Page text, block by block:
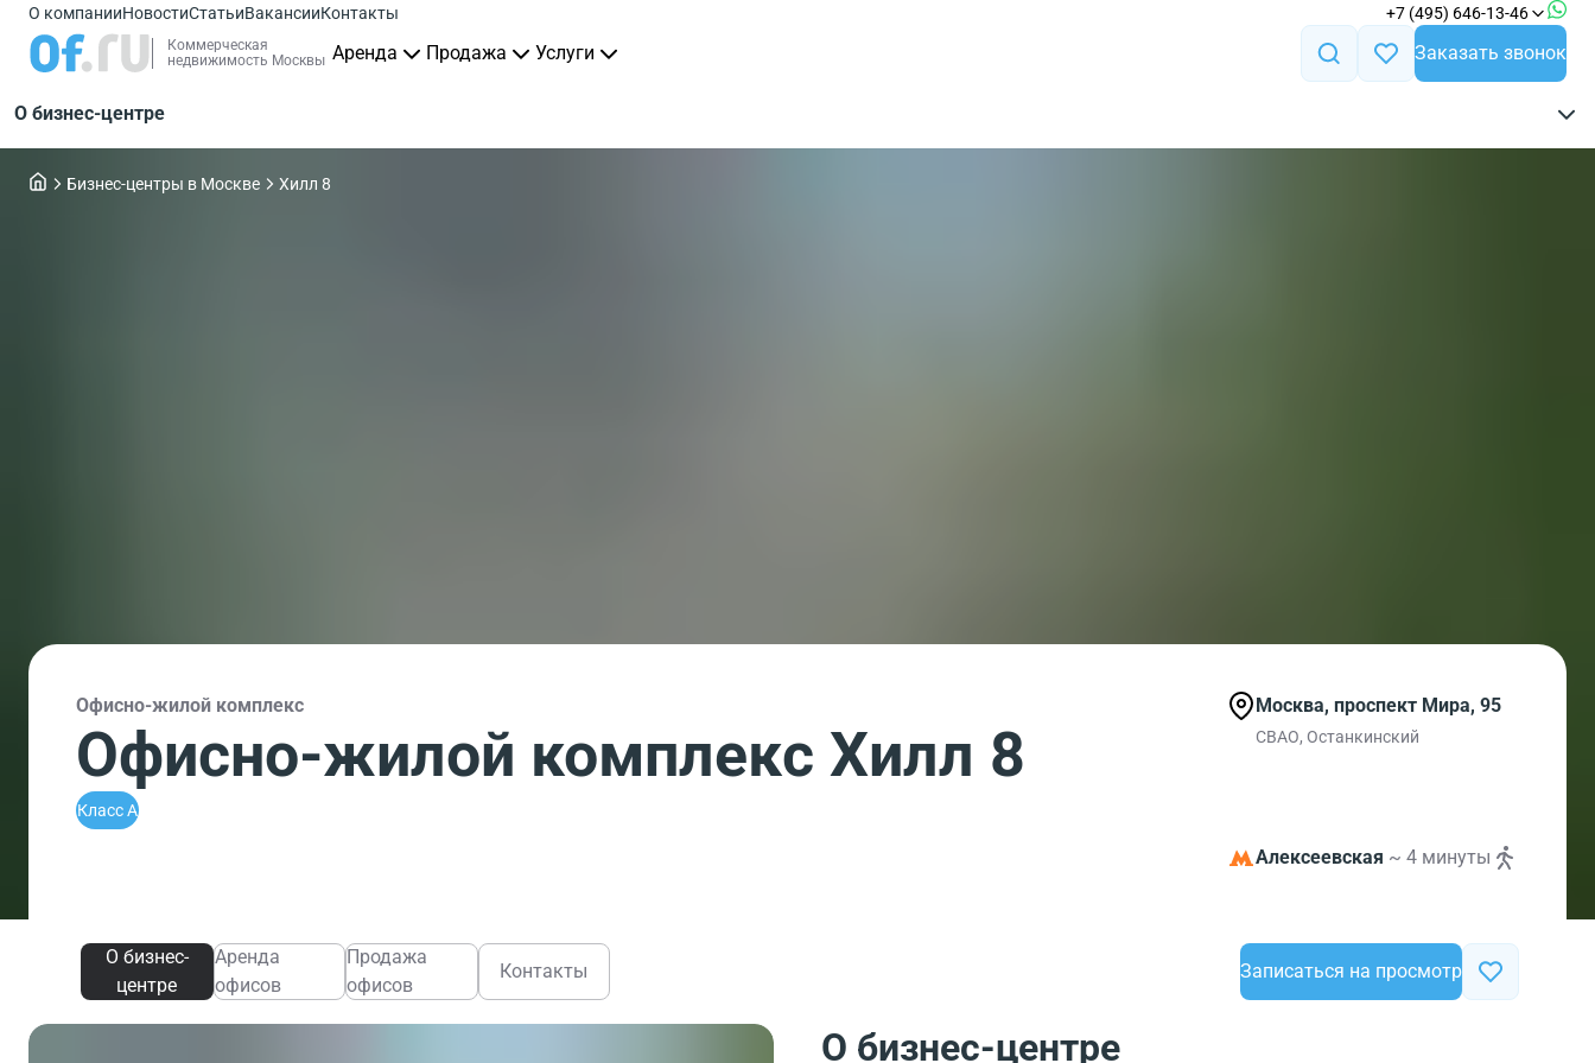
О компанииНовостиСтатьиВакансииКонтакты +7 (495) 646-13-46
Коммерческая
недвижимость Москвы Аренда Продажа Услуги Заказать звонок
О бизнес-центре
Бизнес-центры в Москве Хилл 8
Офисно-жилой комплекс
Офисно-жилой комплекс Хилл 8
Класс A
Москва, проспект Мира, 95
СВАО, Останкинский
Алексеевская ~ 4 минуты
О бизнес-
центре
Аренда
офисов
Продажа
офисов
Контакты Записаться на просмотр
О бизнес-центре